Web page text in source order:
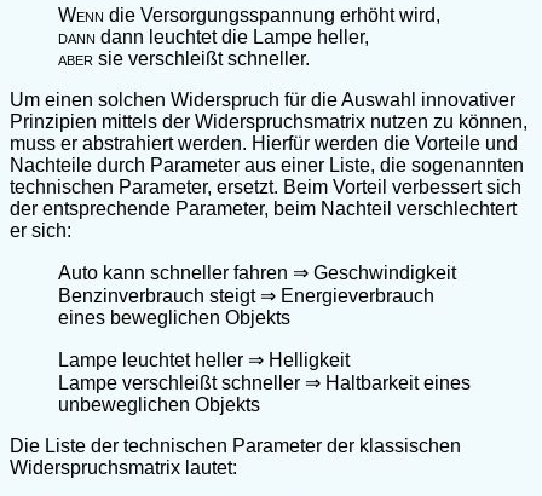
Wenn die Versorgungsspannung erhöht wird,
dann dann leuchtet die Lampe heller,
aber sie verschleißt schneller.
Um einen solchen Widerspruch für die Auswahl innovativer
Prinzipien mittels der Widerspruchsmatrix nutzen zu können,
muss er abstrahiert werden. Hierfür werden die Vorteile und
Nachteile durch Parameter aus einer Liste, die sogenannten
technischen Parameter, ersetzt. Beim Vorteil verbessert sich
der entsprechende Parameter, beim Nachteil verschlechtert
er sich:
Auto kann schneller fahren ⇒ Geschwindigkeit
Benzinverbrauch steigt ⇒ Energieverbrauch
eines beweglichen Objekts
Lampe leuchtet heller ⇒ Helligkeit
Lampe verschleißt schneller ⇒ Haltbarkeit eines
unbeweglichen Objekts
Die Liste der technischen Parameter der klassischen
Widerspruchsmatrix lautet: